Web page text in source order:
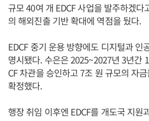
규모 40여 개 EDCF 사업을 발주하겠다
의 해외진출 기반 확대에 역점을 뒀다.
EDCF 중기 운용 방향에도 디지털과 인
명시됐다. 수은은 2025~2027년 3년간
CF 차관을 승인하고 7조 원 규모의 자
확정했다.
행장 취임 이후엔 EDCF를 개도국 지원